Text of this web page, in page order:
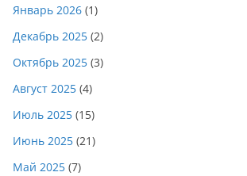
Январь 2026 (1)
Декабрь 2025 (2)
Октябрь 2025 (3)
Август 2025 (4)
Июль 2025 (15)
Июнь 2025 (21)
Май 2025 (7)